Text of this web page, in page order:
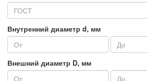
Внутренний диаметр d, мм
Внешний диаметр D, мм